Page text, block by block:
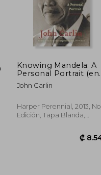
Knowing Mandela: A
Personal Portrait (en
Inglés)
John Carlin
Harper Perennial, 2013, No
Edición, Tapa Blanda,